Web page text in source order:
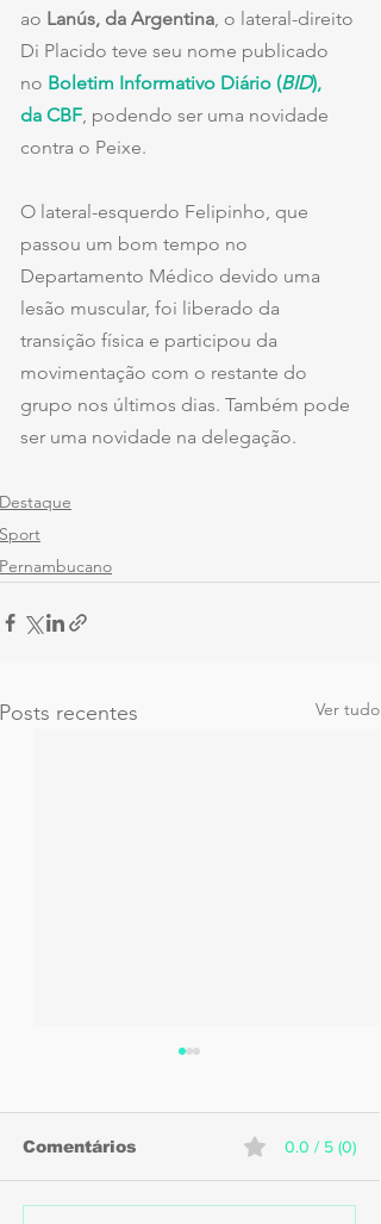
ao Lanús, da Argentina, o lateral-direito
Di Placido teve seu nome publicado
no Boletim Informativo Diário (BID),
da CBF, podendo ser uma novidade
contra o Peixe.
O lateral-esquerdo Felipinho, que
passou um bom tempo no
Departamento Médico devido uma
lesão muscular, foi liberado da
transição física e participou da
movimentação com o restante do
grupo nos últimos dias. Também pode
ser uma novidade na delegação.
Destaque
Sport
Pernambucano
Posts recentes Ver tudo
Comentários 0.0 / 5 (0)